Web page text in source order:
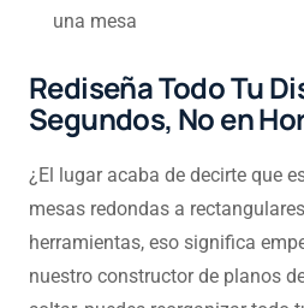
una mesa
Rediseña Todo Tu
Segundos, No en
¿El lugar acaba de decirte que
mesas redondas a
herramientas, eso significa
nuestro constructor de planos